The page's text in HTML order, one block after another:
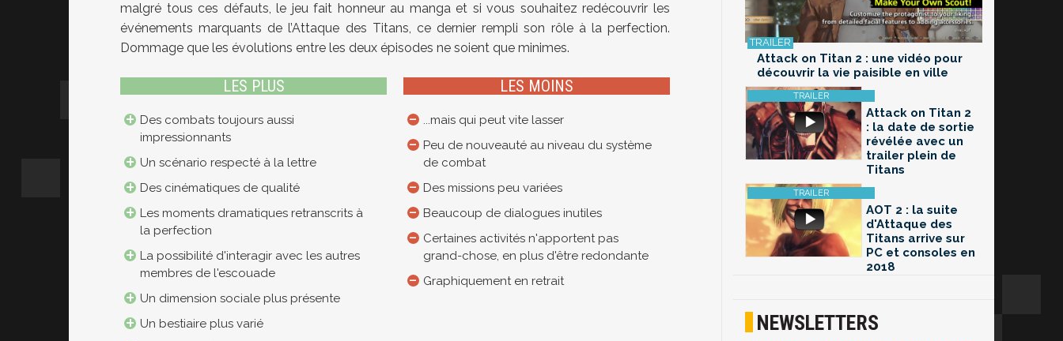
malgré tous ces défauts, le jeu fait honneur au manga et si vous souhaitez redécouvrir les
événements marquants de l’Attaque des Titans, ce dernier rempli son rôle à la perfection.
Dommage que les évolutions entre les deux épisodes ne soient que minimes.
LES PLUS
Des combats toujours aussi
impressionnants
Un scénario respecté à la lettre
Des cinématiques de qualité
Les moments dramatiques retranscrits à
la perfection
La possibilité d'interagir avec les autres
membres de l'escouade
Un dimension sociale plus présente
Un bestiaire plus varié
LES MOINS
...mais qui peut vite lasser
Peu de nouveauté au niveau du système
de combat
Des missions peu variées
Beaucoup de dialogues inutiles
Certaines activités n'apportent pas
grand-chose, en plus d'être redondante
Graphiquement en retrait
Attack on Titan 2 : une vidéo pour
découvrir la vie paisible en ville
Attack on Titan 2
: la date de sortie
révélée avec un
trailer plein de
Titans
AOT 2 : la suite
d'Attaque des
Titans arrive sur
PC et consoles en
2018
NEWSLETTERS